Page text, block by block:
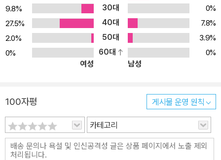
9.8%
30대
0%
27.5%
40대
7.8%
2.0%
50대
3.9%
0%
60대
0%
여성
남성
100자평 게시물 운영 원칙
카테고리